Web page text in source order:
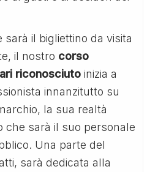
il bigliettino da visita
il nostro corso
riconosciuto inizia a
innanzitutto su
la sua realtà
che sarà il suo personale
Una parte del
sarà dedicata alla